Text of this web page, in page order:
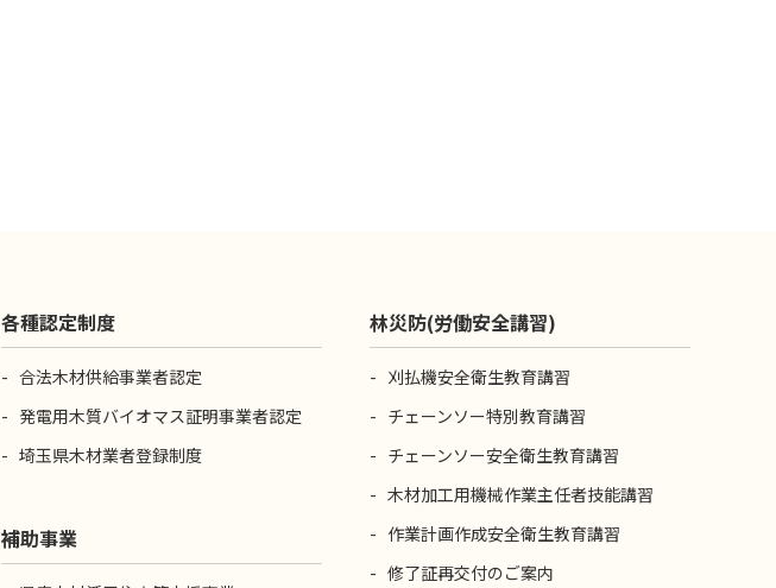
各種認定制度
合法木材供給事業者認定
発電用木質バイオマス証明事業者認定
埼玉県木材業者登録制度
補助事業
林災防(労働安全講習)
刈払機安全衛生教育講習
チェーンソー特別教育講習
チェーンソー安全衛生教育講習
木材加工用機械作業主任者技能講習
作業計画作成安全衛生教育講習
修了証再交付のご案内